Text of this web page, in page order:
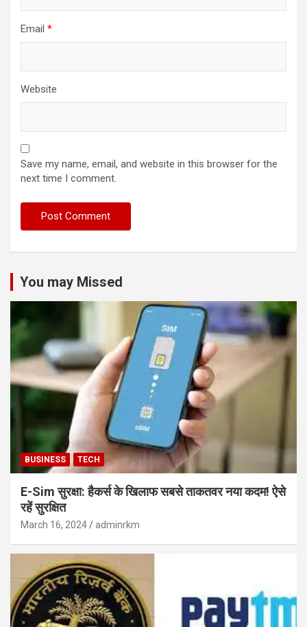
Email *
Website
Save my name, email, and website in this browser for the
next time I comment.
You may Missed
BUSINESS TECH
E-Sim सुरक्षा: हैकर्स के खिलाफ सबसे ताकतवर नया कदम! ऐसे
रहें सुरक्षित
March 16, 2024 adminrkm